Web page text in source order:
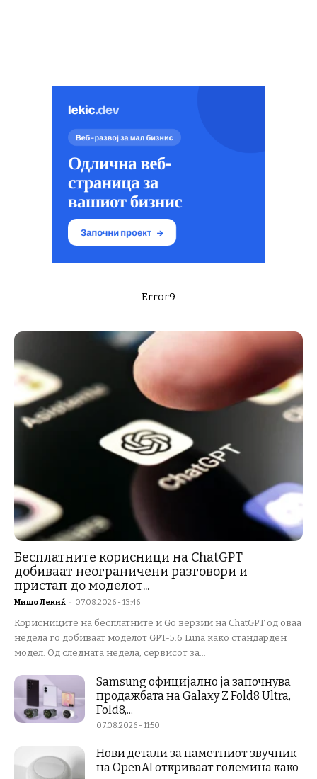
Error9
Бесплатните корисници на ChatGPT
добиваат неограничени разговори и
пристап до моделот...
Мишо Лекиќ - 07.08.2026 - 13:46
Корисниците на бесплатните и Go верзии на ChatGPT од оваа
недела го добиваат моделот GPT-5.6 Luna како стандарден
модел. Од следната недела, сервисот за...
Samsung официјално ја започнува
продажбата на Galaxy Z Fold8 Ultra,
Fold8,...
07.08.2026 - 11:50
Нови детали за паметниот звучник
на OpenAI откриваат големина како